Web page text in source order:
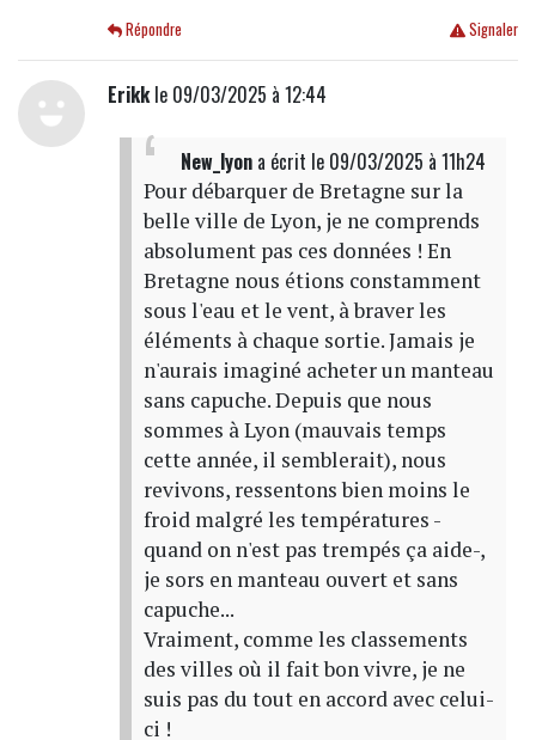
Signaler
Répondre
Erikkle 09/03/2025 à 12:44
New_lyona écrit le 09/03/2025 à 11h24
Pour débarquer de Bretagne sur la
belle ville de Lyon, je ne comprends
absolument pas ces données ! En
Bretagne nous étions constamment
sous l'eau et le vent, à braver les
éléments à chaque sortie. Jamais je
n'aurais imaginé acheter un manteau
sans capuche. Depuis que nous
sommes à Lyon (mauvais temps
cette année, il semblerait), nous
revivons, ressentons bien moins le
froid malgré les températures -
quand on n'est pas trempés ça aide-,
je sors en manteau ouvert et sans
capuche...
Vraiment, comme les classements
des villes où il fait bon vivre, je ne
suis pas du tout en accord avec celui-
ci !